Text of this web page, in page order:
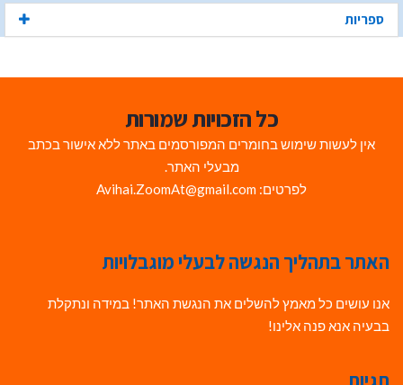
ספריות
כל הזכויות שמורות
אין לעשות שימוש בחומרים המפורסמים באתר ללא אישור בכתב
מבעלי האתר.
לפרטים: Avihai.ZoomAt@gmail.com
האתר בתהליך הנגשה לבעלי מוגבלויות
אנו עושים כל מאמץ להשלים את הנגשת האתר! במידה ונתקלת
בבעיה אנא פנה אלינו!